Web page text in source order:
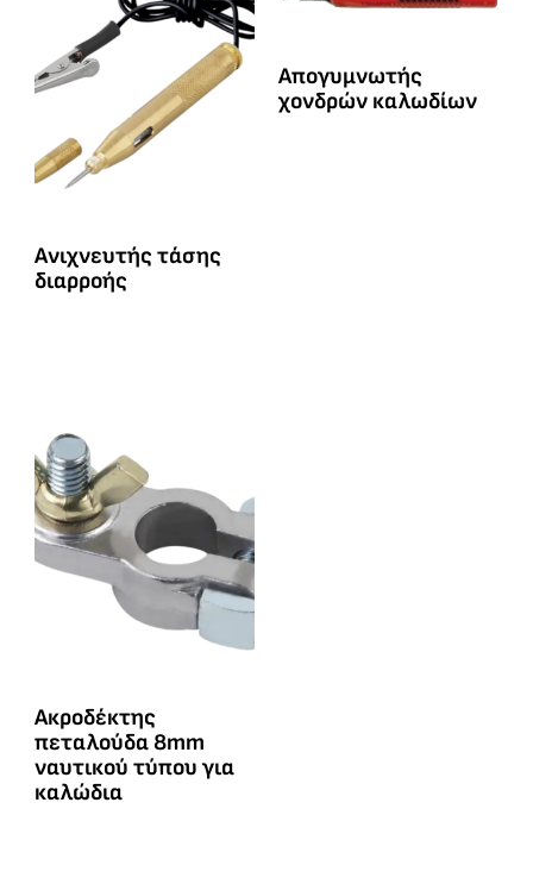
Ανιχνευτής τάσης
διαρροής
Απογυμνωτής
χονδρών καλωδίων
Ακροδέκτης
πεταλούδα 8mm
ναυτικού τύπου για
καλώδια